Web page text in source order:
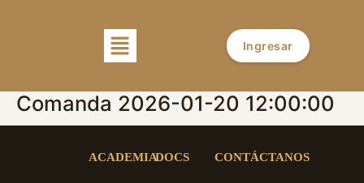
Ingresar
Comanda 2026-01-20 12:00:00
ACADEMIADOCS CONTÁCTANOS